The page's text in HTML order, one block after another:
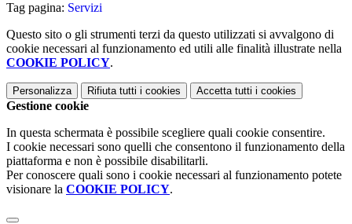
Tag pagina: Servizi
Questo sito o gli strumenti terzi da questo utilizzati si avvalgono di
cookie necessari al funzionamento ed utili alle finalità illustrate nella
COOKIE POLICY.
Personalizza Rifiuta tutti i cookies Accetta tutti i cookies
Gestione cookie
In questa schermata è possibile scegliere quali cookie consentire.
I cookie necessari sono quelli che consentono il funzionamento della
piattaforma e non è possibile disabilitarli.
Per conoscere quali sono i cookie necessari al funzionamento potete
visionare la COOKIE POLICY.